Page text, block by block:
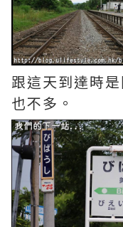
跟這天到達時
也不多。